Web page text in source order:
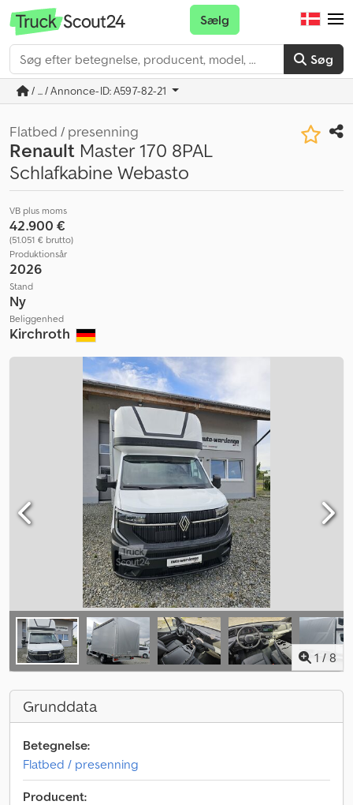
Søg
Sælg
/ ... / Annonce-ID: A597-82-21
Flatbed / presenning
Renault Master 170 8PAL
Schlafkabine Webasto
VB plus moms
42.900 €
(51.051 € brutto)
Produktionsår
2026
Stand
Ny
Beliggenhed
Kirchroth
1 / 8
Grunddata
Betegnelse:
Flatbed / presenning
Producent: